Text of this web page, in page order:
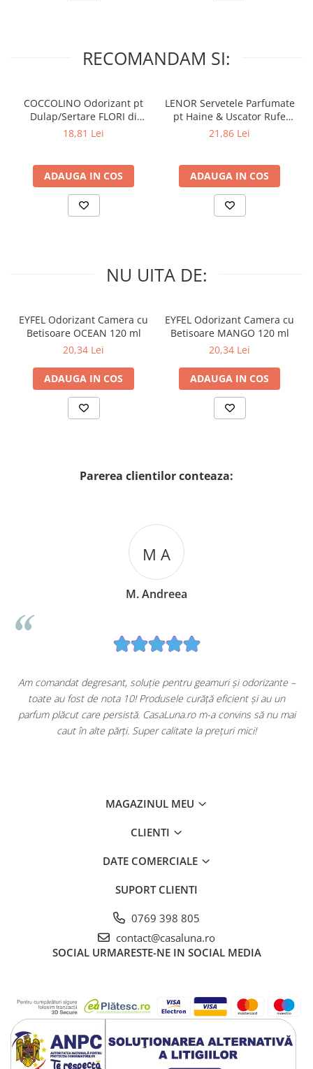
RECOMANDAM SI:
COCCOLINO Odorizant pt
Dulap/Sertare FLORI di
PRIMAVERA 3 buc
18,81 Lei
ADAUGA IN COS
LENOR Servetele Parfumate
pt Haine & Uscator Rufe
SPRING AWAKENING 34 buc
21,86 Lei
ADAUGA IN COS
NU UITA DE:
EYFEL Odorizant Camera cu
Betisoare OCEAN 120 ml
20,34 Lei
ADAUGA IN COS
EYFEL Odorizant Camera cu
Betisoare MANGO 120 ml
20,34 Lei
ADAUGA IN COS
Parerea clientilor conteaza:
M A
M. Andreea
Am comandat degresant, soluție pentru geamuri și odorizante –
toate au fost de nota 10! Produsele curăță eficient și au un
parfum plăcut care persistă. CasaLuna.ro m-a convins să nu mai
caut în alte părți. Super calitate la prețuri mici!
MAGAZINUL MEU
CLIENTI
DATE COMERCIALE
SUPORT CLIENTI
0769 398 805
contact@casaluna.ro
SOCIAL URMARESTE-NE IN SOCIAL MEDIA